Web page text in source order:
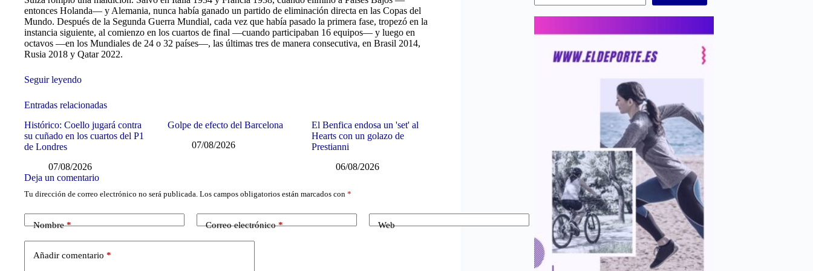
entonces Holanda— y Alemania, nunca había ganado un partido de eliminación directa en las Copas del
Mundo. Después de la Segunda Guerra Mundial, cada vez que había pasado la primera fase, tropezó en la
instancia siguiente, al comienzo en los cuartos de final —cuando participaban 16 equipos— y luego en
octavos —en los Mundiales de 24 o 32 países—, las últimas tres de manera consecutiva, en Brasil 2014,
Rusia 2018 y Qatar 2022.
Seguir leyendo
Entradas relacionadas
Histórico: Coello jugará contra
su cuñado en los cuartos del P1
de Londres
07/08/2026
Golpe de efecto del Barcelona
07/08/2026
El Benfica endosa un 'set' al
Hearts con un golazo de
Prestianni
06/08/2026
Deja un comentario
Tu dirección de correo electrónico no será publicada. Los campos obligatorios están marcados con *
Nombre* Correo electrónico* Web
Añadir comentario *